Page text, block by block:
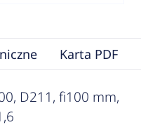
Karta PDF
D211, fi100 mm,